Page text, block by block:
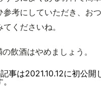
参考にしていただき、お
くださいね。
飲酒はやめましょう。
事は2021.10.12に初公開